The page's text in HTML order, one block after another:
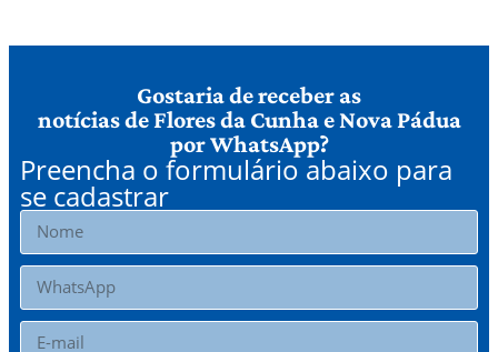
Gostaria de receber as
notícias de Flores da Cunha e Nova Pádua
por WhatsApp?
Preencha o formulário abaixo para
se cadastrar